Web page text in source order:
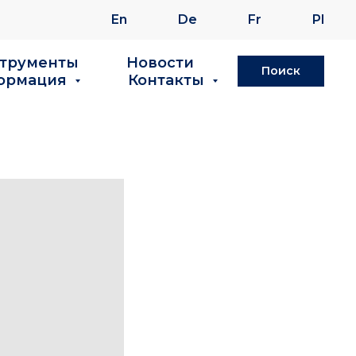
En De Fr Pl
Новости
Контакты
Поиск